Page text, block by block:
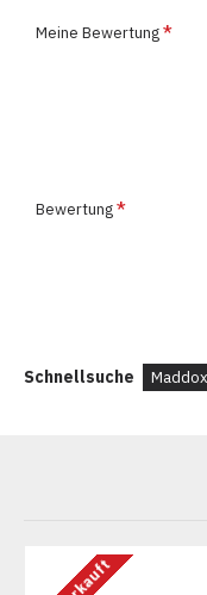
Meine Bewertung
Bewertung
Schnellsuche